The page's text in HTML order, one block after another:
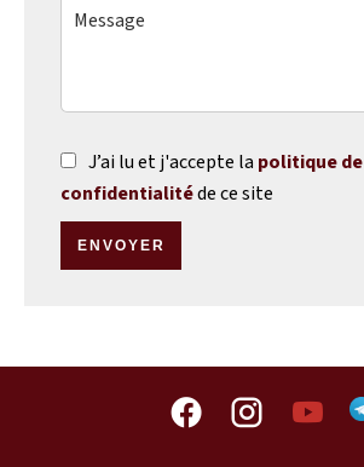
J’ai lu et j'accepte la politique de
confidentialitéde ce site
ENVOYER